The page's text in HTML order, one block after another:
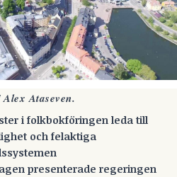
Ataseven.
i folkbokföringen leda till
och felaktiga
presenterade regeringen